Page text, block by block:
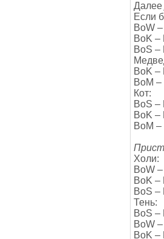
Далее
Если
BoW
BoK –
BoS –
BoK –
BoM
Кот:
BoS –
BoK –
BoM
Прист
Холи:
BoW
BoK –
BoS –
Тень:
BoS –
BoW
BoK –